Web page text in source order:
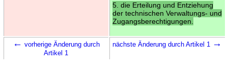
5. die Erteilung und Entziehung
der technischen Verwaltungs- und
Zugangsberechtigungen.
← vorherige Änderung durch
Artikel 1
nächste Änderung durch Artikel 1 →